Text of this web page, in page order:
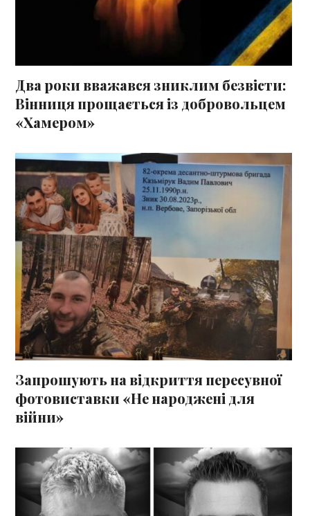
Два роки вважався зниклим безвісти:
Вінниця прощається із добровольцем
«Хамером»
Запрошують на відкриття пересувної
фотовиставки «Не народжені для
війни»